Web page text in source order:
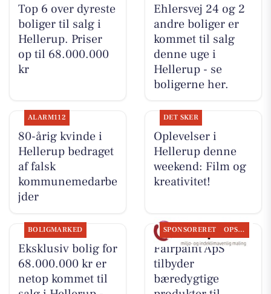
Top 6 over dyreste
boliger til salg i
Hellerup. Priser
op til 68.000.000
kr
Ehlersvej 24 og 2
andre boliger er
kommet til salg
denne uge i
Hellerup - se
boligerne her.
ALARM112
80-årig kvinde i
Hellerup bedraget
af falsk
kommunemedarbe
jder
DET SKER
Oplevelser i
Hellerup denne
weekend: Film og
kreativitet!
BOLIGMARKED
Eksklusiv bolig for
68.000.000 kr er
netop kommet til
SPONSORERET OPSLAGSTAVLEN
Fairpaint ApS
tilbyder
bæredygtige